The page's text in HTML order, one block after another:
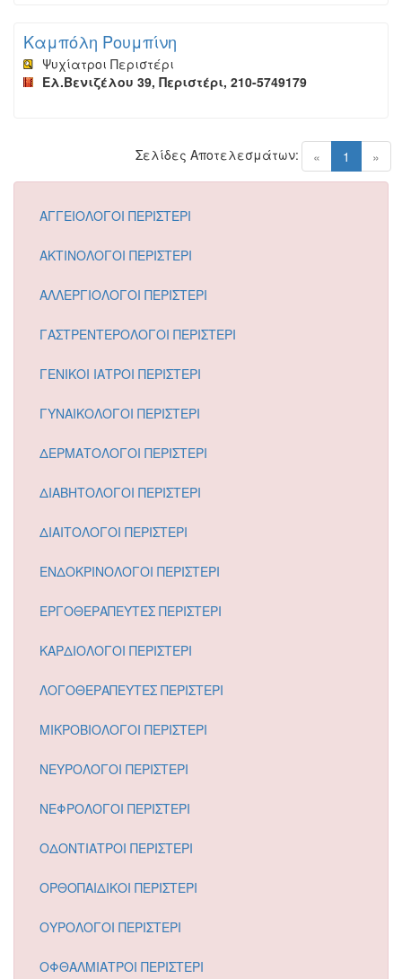
Καμπόλη Ρουμπίνη
Ψυχίατροι Περιστέρι
Ελ.Βενιζέλου 39, Περιστέρι, 210-5749179
« 1 (current)
»
Σελίδες Αποτελεσμάτων:
ΑΓΓΕΙΟΛΟΓΟΙ ΠΕΡΙΣΤΕΡΙ
ΑΚΤΙΝΟΛΟΓΟΙ ΠΕΡΙΣΤΕΡΙ
ΑΛΛΕΡΓΙΟΛΟΓΟΙ ΠΕΡΙΣΤΕΡΙ
ΓΑΣΤΡΕΝΤΕΡΟΛΟΓΟΙ ΠΕΡΙΣΤΕΡΙ
ΓΕΝΙΚΟΙ ΙΑΤΡΟΙ ΠΕΡΙΣΤΕΡΙ
ΓΥΝΑΙΚΟΛΟΓΟΙ ΠΕΡΙΣΤΕΡΙ
ΔΕΡΜΑΤΟΛΟΓΟΙ ΠΕΡΙΣΤΕΡΙ
ΔΙΑΒΗΤΟΛΟΓΟΙ ΠΕΡΙΣΤΕΡΙ
ΔΙΑΙΤΟΛΟΓΟΙ ΠΕΡΙΣΤΕΡΙ
ΕΝΔΟΚΡΙΝΟΛΟΓΟΙ ΠΕΡΙΣΤΕΡΙ
ΕΡΓΟΘΕΡΑΠΕΥΤΕΣ ΠΕΡΙΣΤΕΡΙ
ΚΑΡΔΙΟΛΟΓΟΙ ΠΕΡΙΣΤΕΡΙ
ΛΟΓΟΘΕΡΑΠΕΥΤΕΣ ΠΕΡΙΣΤΕΡΙ
ΜΙΚΡΟΒΙΟΛΟΓΟΙ ΠΕΡΙΣΤΕΡΙ
ΝΕΥΡΟΛΟΓΟΙ ΠΕΡΙΣΤΕΡΙ
ΝΕΦΡΟΛΟΓΟΙ ΠΕΡΙΣΤΕΡΙ
ΟΔΟΝΤΙΑΤΡΟΙ ΠΕΡΙΣΤΕΡΙ
ΟΡΘΟΠΑΙΔΙΚΟΙ ΠΕΡΙΣΤΕΡΙ
ΟΥΡΟΛΟΓΟΙ ΠΕΡΙΣΤΕΡΙ
ΟΦΘΑΛΜΙΑΤΡΟΙ ΠΕΡΙΣΤΕΡΙ